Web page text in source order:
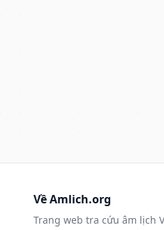
Về Amlich.org
Trang web tra cứu âm lịch